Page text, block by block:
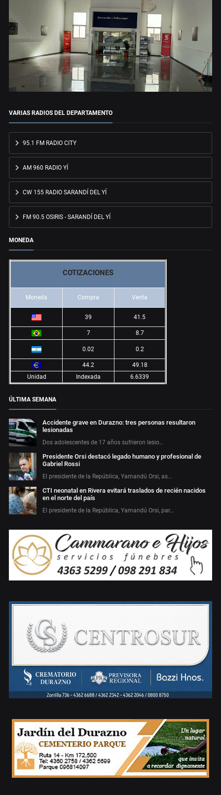
VARIAS RADIOS DEL DEPARTAMENTO
95.1 FM RADIO CITY
AM 960 RADIO YÍ
CW 155 RADIO SARANDÍ DEL YÍ
FM 90.5 OSIRIS - SARANDÍ DEL YÍ
MONEDA
COTIZACIONES
Moneda Compra Venta
39 41.5
7 8.7
0.02 0.2
44.2
49.18
Unidad
Indexada 6.6339
ÚLTIMA SEMANA
Accidente grave en Durazno: tres personas resultaron
lesionadas
Dos adolescentes de 17 años sufrieron lesio…
Presidente Orsi destacó legado humano y profesional de
Gabriel Rossi
El presidente de la República, Yamandú Orsi, as…
CTI neonatal en Rivera evitará traslados de recién nacidos
en el norte del país
El presidente de la República, Yamandú Orsi, par…